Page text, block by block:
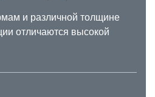
и различной толщине
отличаются высокой